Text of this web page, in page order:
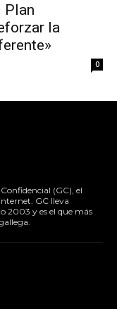
Plan
la
0
(GC), el
GC lleva
2003 y es el que más